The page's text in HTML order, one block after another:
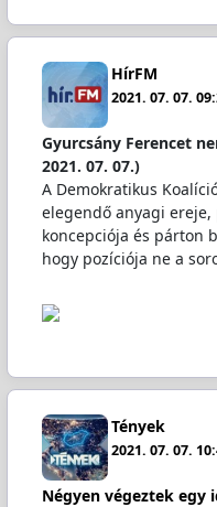
HírFM
2021. 07. 07.
Gyurcsány Ferencet
2021. 07. 07.)
A Demokratikus
elegendő anyagi
koncepciója és párton
hogy pozíciója ne a
Tények
2021. 07. 07.
Négyen végeztek egy